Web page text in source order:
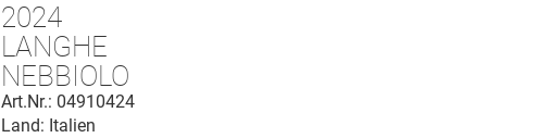
2024
LANGHE
NEBBIOLO
D.O.C.
Art.Nr.: 04910424
Land: Italien